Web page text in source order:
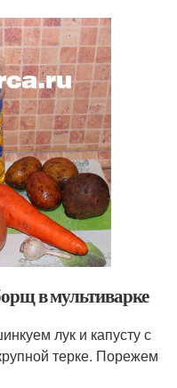
в мультиварке
лук и капусту с
терке. Порежем